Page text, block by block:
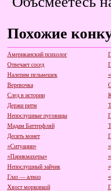
Похожие
Американский психолог
Отвечает сосед
Налепим пельмешек
Веревочка
След в истории
Держи ритм
Непослушные пуговицы
Мадам Баттерфляй
Десять монет
«Ситуации»
«Парикмахеры»
Непослушный зайчик
Глаз — алмаз
Хвост морковкой